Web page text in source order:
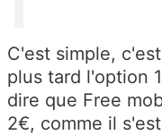
C'est simple,
plus tard l'option
dire que Free
2€, comme il